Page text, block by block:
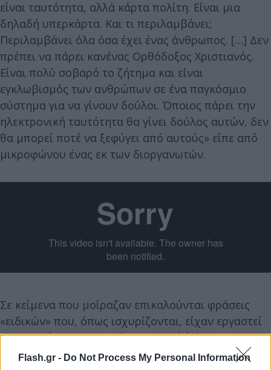
Flash.gr - Do Not Process My Personal Information
είναι ταυτότητα, αλλά κάρτα πολίτη. Είναι μια
δηλαδή υπερκάρτα. Και τι περιλαμβάνει;
Περιλαμβάνει όλα όσα έχει ένας άνθρωπος. […] Δεν
πρέπει να πάρει κανένας Ορθόδοξος Χριστιανός.
Είναι πολύ σοβαρό το ζήτημα και είναι
εγκλωβισμός των ανθρώπων σε ένα παγκόσμιο
σύστημα για να γίνουν δούλοι. Όποιος πάρει την
ηλεκτρονική ταυτότητα θα γίνει δούλος αυτών, δεν
θα μπορεί ποτέ να ξεφύγει από αυτούς» είπε από
μικροφώνου ένας εκ των διοργανωτών.
Σε κείμενα που μοίραζαν επικαλούνται φράσεις
«ειδικών» που, όπως ισχυρίζονται, είχαν εργαστεί
σε εταιρείες που εγκατέστησαν «ολόκληρο το
παγκόσμιο σύστημα κομπιούτερ» και οι οποίοι